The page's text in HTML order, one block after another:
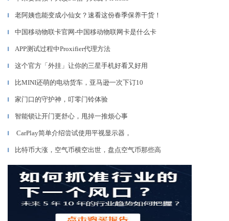
▎ 老阿姨也能变成小仙女？速看这份春季保养干货！
▎ 中国移动物联卡官网-中国移动物联网卡是什么卡
▎ APP测试过程中Proxifier代理方法
▎ 这个官方「外挂」让你的三星手机好看又好用
▎ 比MINI还萌的电动货车，亚马逊一次下订10
▎ 家门口的守护神，叮零门铃体验
▎ 智能锁让开门更舒心，甩掉一推烦心事
▎ CarPlay简单介绍尝试使用平视显示器，
▎ 比特币大涨，空气币横空出世，盘点空气币那些高